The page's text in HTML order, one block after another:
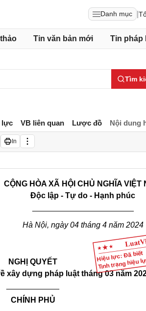
Danh mục
Tin văn bản mới Tin pháp
Tìm
lực VB liên quan Lược đồ Nội dung
In
Hiệu lực: Đã biết
Tình trạng hiệu
CỘNG HÒA XÃ HỘI CHỦ NGHĨA VIỆT
Độc lập - Tự do - Hạnh phúc
Hà Nội, ngày 04 tháng 4 năm 2024
NGHỊ QUYẾT
xây dựng pháp luật tháng 03 năm
CHÍNH PHỦ